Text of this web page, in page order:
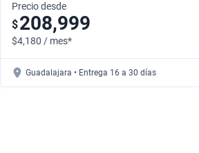
Precio desde
$208,999
$4,180 / mes*
Guadalajara • Entrega 16 a 30 días